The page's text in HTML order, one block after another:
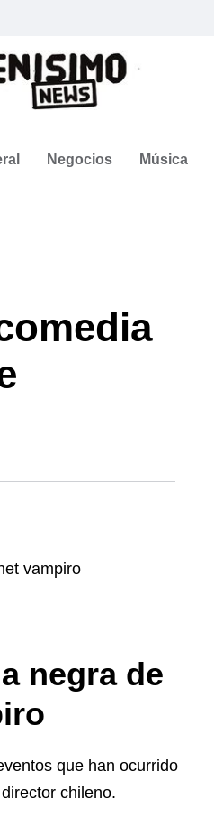
Negocios Música
negra de
que han ocurrido
chileno.